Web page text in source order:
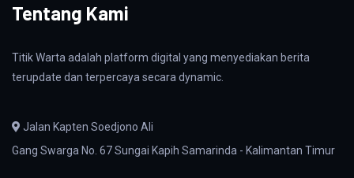
Tentang Kami
Titik Warta adalah platform digital yang menyediakan berita
terupdate dan terpercaya secara dynamic.
Jalan Kapten Soedjono Ali
Gang Swarga No. 67 Sungai Kapih Samarinda - Kalimantan Timur